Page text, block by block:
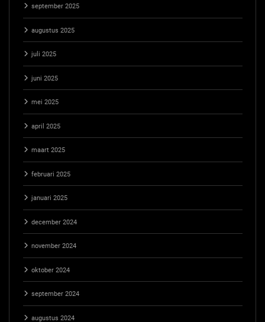
september 2025
augustus 2025
juli 2025
juni 2025
mei 2025
april 2025
maart 2025
februari 2025
januari 2025
december 2024
november 2024
oktober 2024
september 2024
augustus 2024